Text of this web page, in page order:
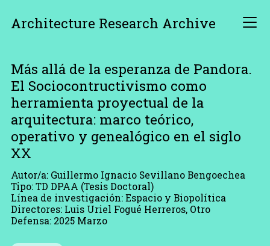
Architecture Research Archive
Más allá de la esperanza de Pandora.
El Sociocontructivismo como
herramienta proyectual de la
arquitectura: marco teórico,
operativo y genealógico en el siglo
XX
Autor/a: Guillermo Ignacio Sevillano Bengoechea
Tipo: TD DPAA (Tesis Doctoral)
Línea de investigación: Espacio y Biopolítica
Directores: Luis Uriel Fogué Herreros, Otro
Defensa: 2025 Marzo